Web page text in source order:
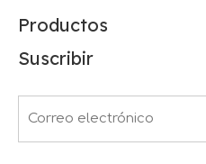
Productos
Suscribir